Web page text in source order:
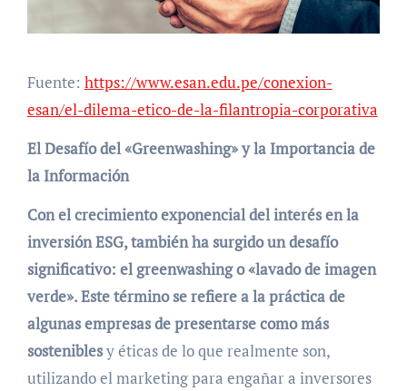
Fuente: https://www.esan.edu.pe/conexion-
esan/el-dilema-etico-de-la-filantropia-corporativa
El Desafío del «Greenwashing» y la Importancia de
la Información
Con el crecimiento exponencial del interés en la
inversión ESG, también ha surgido un desafío
significativo: el greenwashing o «lavado de imagen
verde». Este término se refiere a la práctica de
algunas empresas de presentarse como más
sosteniblesy éticas de lo que realmente son,
utilizando el marketing para engañar a inversores